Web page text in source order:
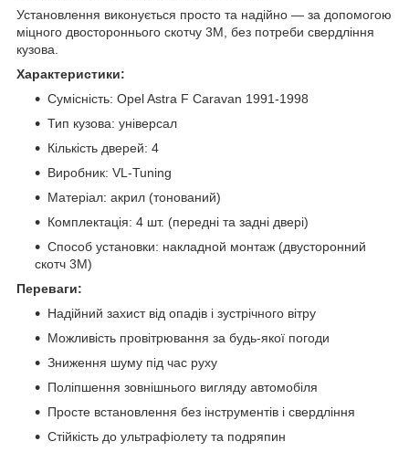
Установлення виконується просто та надійно — за допомогою
міцного двостороннього скотчу 3M, без потреби свердління
кузова.
Характеристики:
Сумісність: Opel Astra F Caravan 1991-1998
Тип кузова: універсал
Кількість дверей: 4
Виробник: VL-Tuning
Матеріал: акрил (тонований)
Комплектація: 4 шт. (передні та задні двері)
Способ установки: накладной монтаж (двусторонний
скотч 3M)
Переваги:
Надійний захист від опадів і зустрічного вітру
Можливість провітрювання за будь-якої погоди
Зниження шуму під час руху
Поліпшення зовнішнього вигляду автомобіля
Просте встановлення без інструментів і свердління
Стійкість до ультрафіолету та подряпин